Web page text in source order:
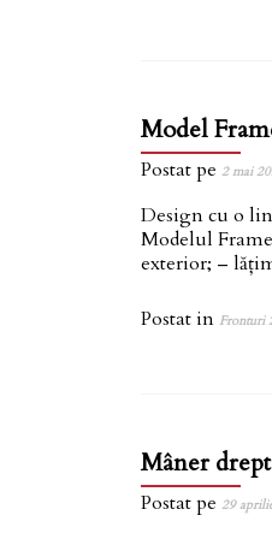
Model
Postat pe 2 mai
Design cu o
Modelul
exterior; –
Postat in Fronturi
Mâner drept
Postat pe 29